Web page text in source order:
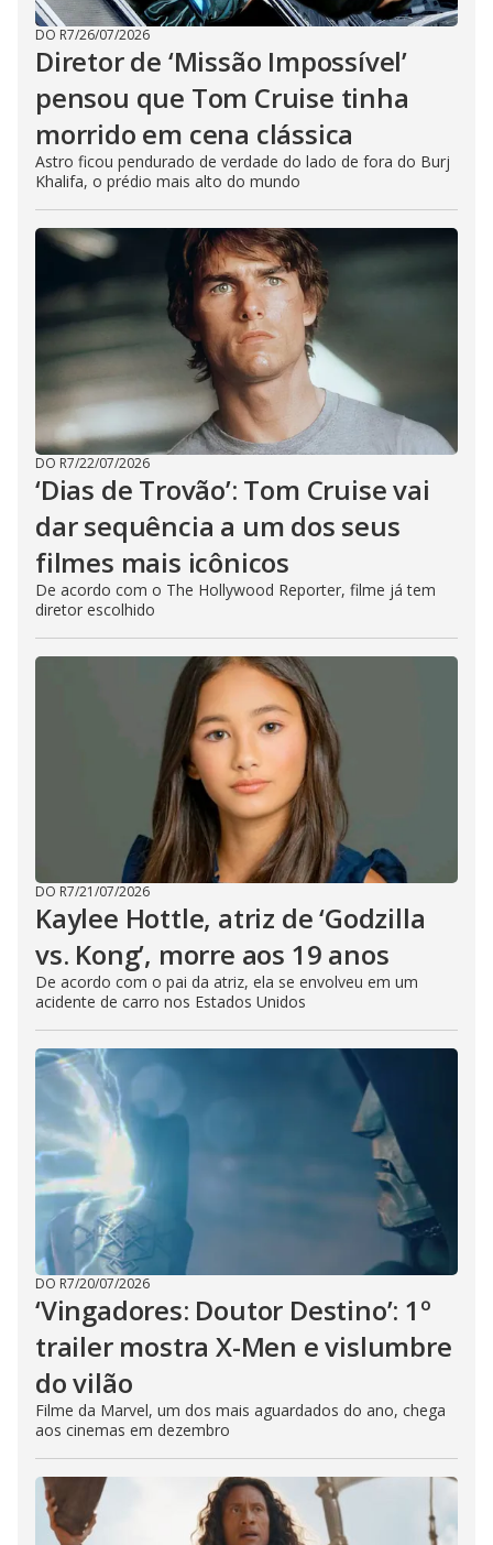
DO R7/26/07/2026
Diretor de ‘Missão Impossível’
pensou que Tom Cruise tinha
morrido em cena clássica
Astro ficou pendurado de verdade do lado de fora do Burj
Khalifa, o prédio mais alto do mundo
DO R7/22/07/2026
‘Dias de Trovão’: Tom Cruise vai
dar sequência a um dos seus
filmes mais icônicos
De acordo com o The Hollywood Reporter, filme já tem
diretor escolhido
DO R7/21/07/2026
Kaylee Hottle, atriz de ‘Godzilla
vs. Kong’, morre aos 19 anos
De acordo com o pai da atriz, ela se envolveu em um
acidente de carro nos Estados Unidos
DO R7/20/07/2026
‘Vingadores: Doutor Destino’: 1º
trailer mostra X-Men e vislumbre
do vilão
Filme da Marvel, um dos mais aguardados do ano, chega
aos cinemas em dezembro